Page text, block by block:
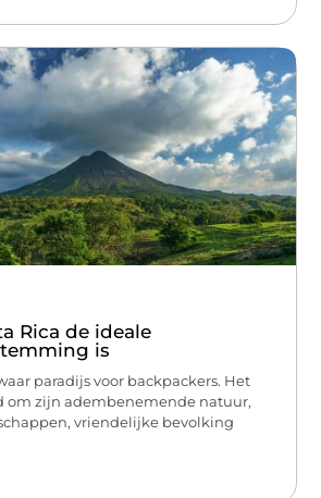
Rica de ideale
is
paradijs voor backpackers. Het
om zijn adembenemende natuur,
vriendelijke bevolking